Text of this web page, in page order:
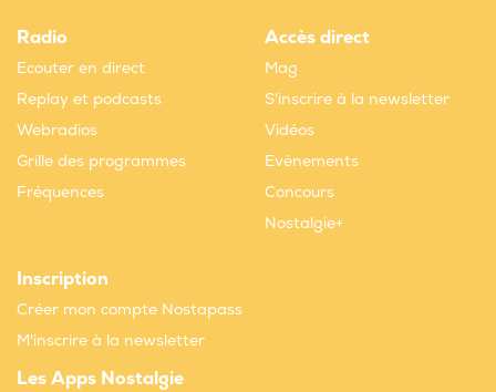
Radio
Ecouter en direct
Replay et podcasts
Webradios
Grille des programmes
Fréquences
Accès direct
Mag
S'inscrire à la newsletter
Vidéos
Evènements
Concours
Nostalgie+
Inscription
Créer mon compte Nostapass
M'inscrire à la newsletter
Les Apps Nostalgie